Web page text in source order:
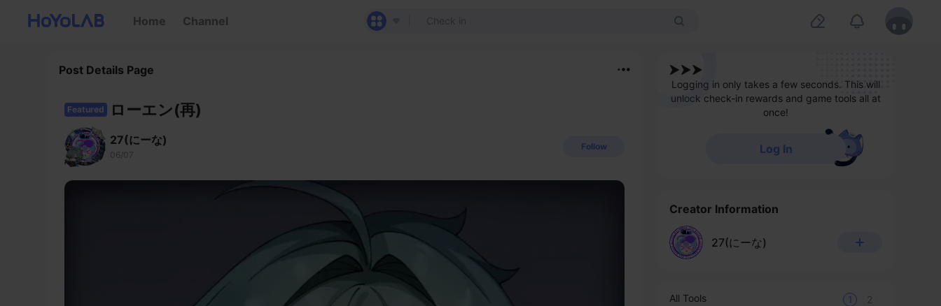
Home Channel
Post Details Page
Featured ローエン(再)
27(にーな)
06/07
Follow
Logging in only takes a few seconds. This will
unlock check-in rewards and game tools all at
once!
Log In
Creator Information
27(にーな)
All Tools 1 2